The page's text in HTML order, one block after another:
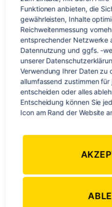
Beitragsautor
VonSteffi Stadon 31.
Funktionen anbieten, die
gewährleisten, Inhalte
Reichweitenmessung
entsprechender Netzwerke
Datennutzung und ggfs. -
unserer
Verwendung Ihrer Daten zu
allumfassend zustimmen
entscheiden oder alles
Entscheidung können Sie
Icon am Rand der Website